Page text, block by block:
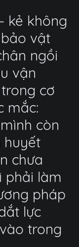
kẻ không
vật
ngồi
vận
cơ
mắc:
còn
huyết
chưa
phải làm
pháp
lực
trong